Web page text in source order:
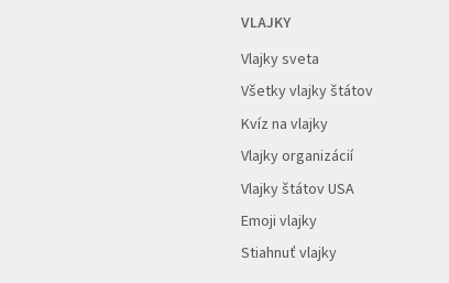
VLAJKY
Vlajky sveta
Všetky vlajky štátov
Kvíz na vlajky
Vlajky organizácií
Vlajky štátov USA
Emoji vlajky
Stiahnuť vlajky